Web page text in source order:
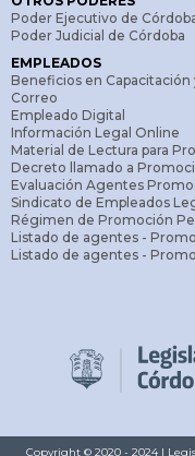
Poder Ejecutivo de
Poder Judicial de Córdoba
EMPLEADOS
Beneficios en Capacitación
Correo
Empleado Digital
Información Legal Online
Material de Lectura para
Decreto llamado a
Evaluación Agentes
Sindicato de Empleados
Régimen de Promoción
Listado de agentes -
Listado de agentes -
Copyright © 2020 - 2024 |